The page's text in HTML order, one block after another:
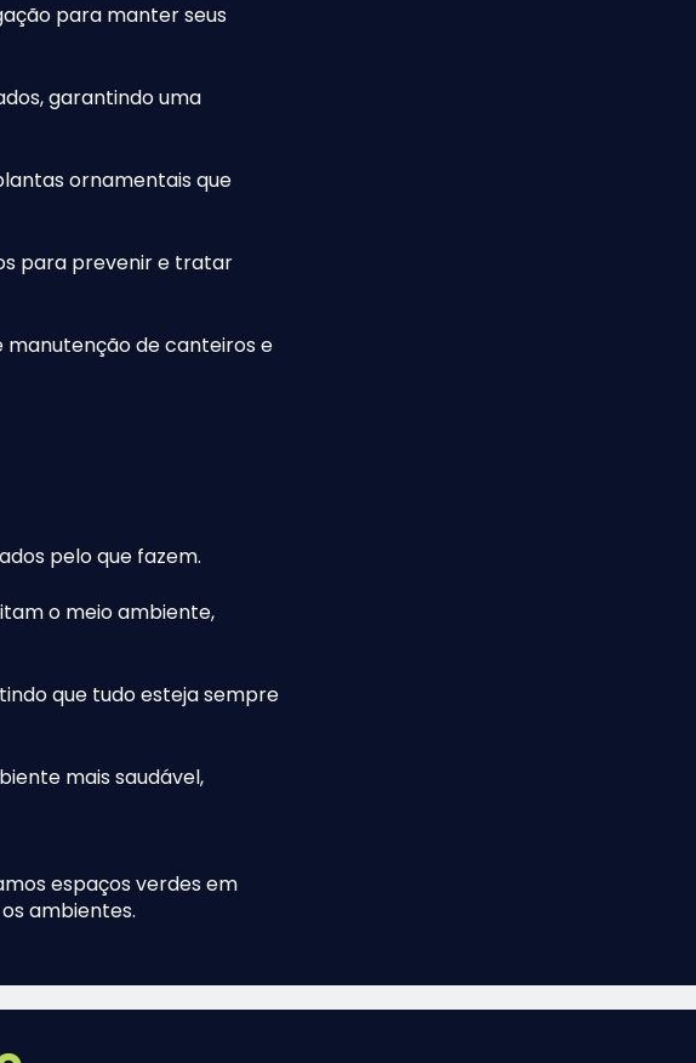
para manter seus
garantindo uma
ornamentais que
para prevenir e tratar
manutenção de canteiros e
pelo que fazem.
o meio ambiente,
que tudo esteja sempre
mais saudável,
espaços verdes em
ambientes.